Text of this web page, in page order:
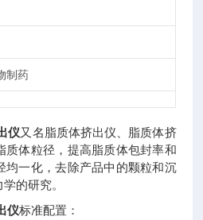
制药
仪又名脂质体挤出仪、脂质体挤
质体粒径，提高脂质体包封率和
均一化，去除产品中的颗粒和沉
学的研究。
仪标准配置：